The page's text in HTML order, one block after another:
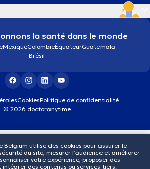
la santé dans le monde
MexiqueColombieÉquateurGuatemala
Brésil
CookiesPolitique de confidentialité
© 2026 doctoranytime
Belgium utilise des cookies pour assurer le
du site, mesurer l’audience et améliorer
votre expérience, proposer des
des contenus ou services tiers.